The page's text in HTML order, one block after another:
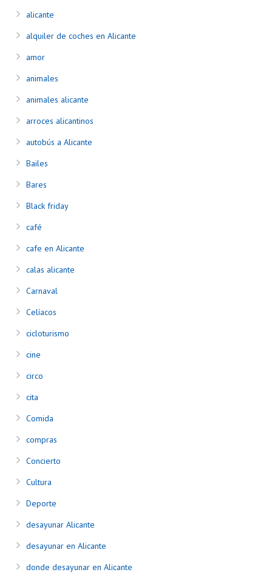
alicante
alquiler de coches en Alicante
amor
animales
animales alicante
arroces alicantinos
autobús a Alicante
Bailes
Bares
Black friday
café
cafe en Alicante
calas alicante
Carnaval
Celíacos
cicloturismo
cine
circo
cita
Comida
compras
Concierto
Cultura
Deporte
desayunar Alicante
desayunar en Alicante
donde desayunar en Alicante